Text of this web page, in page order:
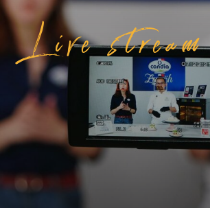
Live stream